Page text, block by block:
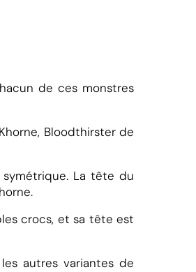
de ces monstres
Bloodthirster de
La tête du
crocs, et sa tête est
autres variantes de